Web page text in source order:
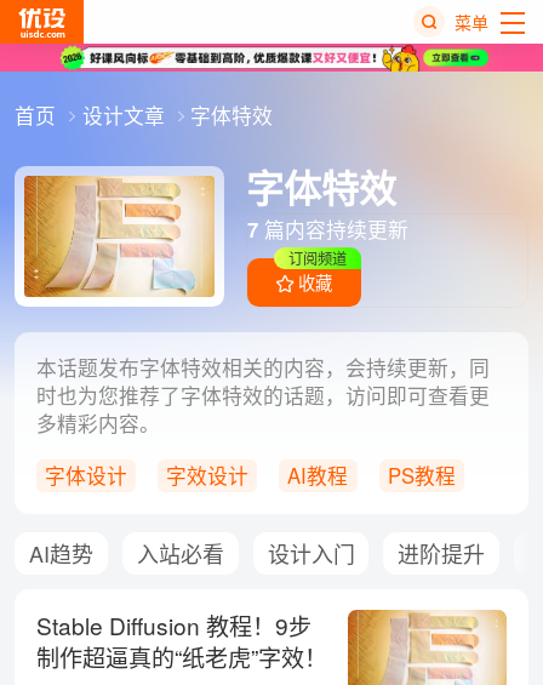
菜单
首页 设计文章 字体特效
字体特效
7 篇内容持续更新
收藏
订阅频道
本话题发布字体特效相关的内容，会持续更新，同
时也为您推荐了字体特效的话题，访问即可查看更
多精彩内容。
字体设计
字效设计 AI教程
PS教程
AI趋势 入站必看 设计入门 进阶提升
Stable Diffusion 教程！9步
制作超逼真的“纸老虎”字效！